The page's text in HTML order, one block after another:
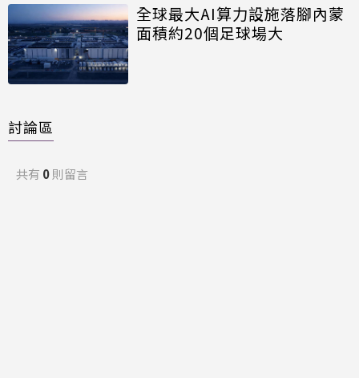
全球最大AI算力設施落腳內蒙
面積約20個足球場大
討論區
共有 0則留言